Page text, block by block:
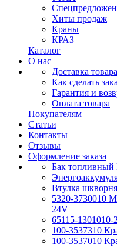
Хиты продаж
Краны
КРАЗ
Каталог
О нас
Доставка
Как сделать
Гарантия и
Оплата товара
Покупателям
Статьи
Контакты
Отзывы
Оформление заказа
Бак
Втулка
5320-3730010
24V
65115-1301010-
100-3537310
100-3537010